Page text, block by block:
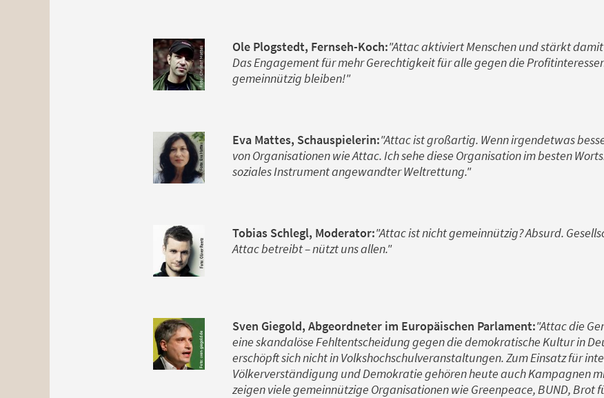
Ole Plogstedt, Fernseh-Koch:"Attac aktiviert Menschen und stärkt
Das Engagement für mehr Gerechtigkeit für alle gegen die
gemeinnützig bleiben!"
Eva Mattes, Schauspielerin:"Attac ist großartig. Wenn irgendetwas
von Organisationen wie Attac. Ich sehe diese Organisation im besten
soziales Instrument angewandter Weltrettung."
Tobias Schlegl, Moderator:"Attac ist nicht gemeinnützig? Absurd.
Attac betreibt – nützt uns allen."
Sven Giegold, Abgeordneter im Europäischen Parlament:"Attac die
eine skandalöse Fehltentscheidung gegen die demokratische Kultur in
erschöpft sich nicht in Volkshochschulveranstaltungen. Zum Einsatz für
Völkerverständigung und Demokratie gehören heute auch Kampagnen
zeigen viele gemeinnützige Organisationen wie Greenpeace, BUND, Brot